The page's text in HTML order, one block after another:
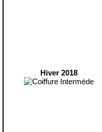
Hiver 2018